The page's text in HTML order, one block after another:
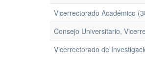
Vicerrectorado Académico
Consejo Universitario,
Vicerrectorado de